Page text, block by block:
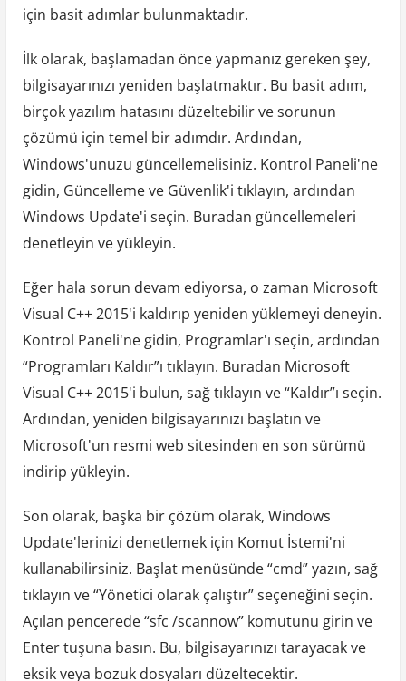
için basit adımlar bulunmaktadır.
İlk olarak, başlamadan önce yapmanız gereken şey,
bilgisayarınızı yeniden başlatmaktır. Bu basit adım,
birçok yazılım hatasını düzeltebilir ve sorunun
çözümü için temel bir adımdır. Ardından,
Windows'unuzu güncellemelisiniz. Kontrol Paneli'ne
gidin, Güncelleme ve Güvenlik'i tıklayın, ardından
Windows Update'i seçin. Buradan güncellemeleri
denetleyin ve yükleyin.
Eğer hala sorun devam ediyorsa, o zaman Microsoft
Visual C++ 2015'i kaldırıp yeniden yüklemeyi deneyin.
Kontrol Paneli'ne gidin, Programlar'ı seçin, ardından
“Programları Kaldır”ı tıklayın. Buradan Microsoft
Visual C++ 2015'i bulun, sağ tıklayın ve “Kaldır”ı seçin.
Ardından, yeniden bilgisayarınızı başlatın ve
Microsoft'un resmi web sitesinden en son sürümü
indirip yükleyin.
Son olarak, başka bir çözüm olarak, Windows
Update'lerinizi denetlemek için Komut İstemi'ni
kullanabilirsiniz. Başlat menüsünde “cmd” yazın, sağ
tıklayın ve “Yönetici olarak çalıştır” seçeneğini seçin.
Açılan pencerede “sfc /scannow” komutunu girin ve
Enter tuşuna basın. Bu, bilgisayarınızı tarayacak ve
eksik veya bozuk dosyaları düzeltecektir.